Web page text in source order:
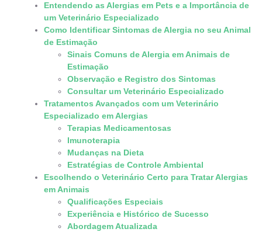
Entendendo as Alergias em Pets e a Importância de
um Veterinário Especializado
Como Identificar Sintomas de Alergia no seu Animal
de Estimação
Sinais Comuns de Alergia em Animais de
Estimação
Observação e Registro dos Sintomas
Consultar um Veterinário Especializado
Tratamentos Avançados com um Veterinário
Especializado em Alergias
Terapias Medicamentosas
Imunoterapia
Mudanças na Dieta
Estratégias de Controle Ambiental
Escolhendo o Veterinário Certo para Tratar Alergias
em Animais
Qualificações Especiais
Experiência e Histórico de Sucesso
Abordagem Atualizada